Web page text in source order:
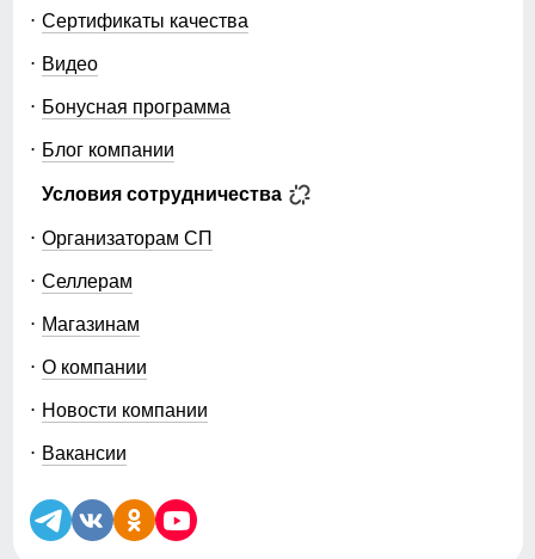
Сертификаты качества
Видео
Бонусная программа
Блог компании
Условия сотрудничества
Организаторам СП
Селлерам
Магазинам
О компании
Новости компании
Вакансии